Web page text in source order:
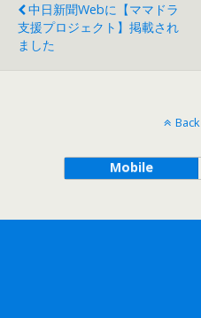
中日新聞webに【ママドラ
支援プロジェクト】掲載され
ました
Mobile